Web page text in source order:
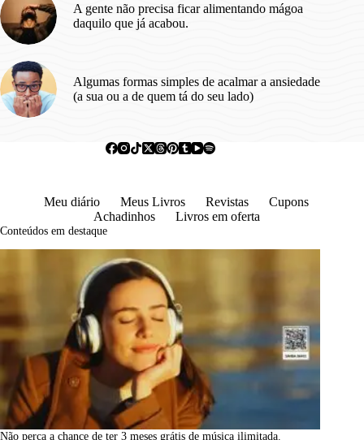
A gente não precisa ficar alimentando mágoa
daquilo que já acabou.
Algumas formas simples de acalmar a ansiedade
(a sua ou a de quem tá do seu lado)
Meu diário Meus Livros Revistas
Cupons
Achadinhos
Livros em oferta
Conteúdos em destaque
Não perca a chance de ter 3 meses grátis de música ilimitada.